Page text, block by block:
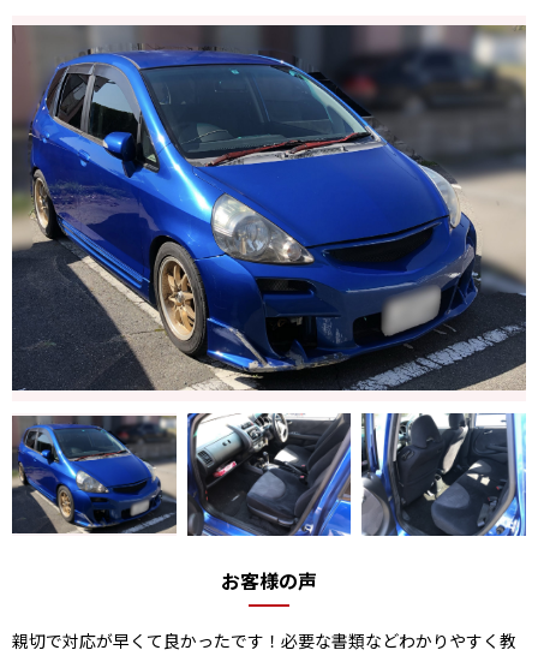
お客様の声
親切で対応が早くて良かったです！必要な書類などわかりやすく教